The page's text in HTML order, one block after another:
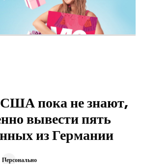
пока не знают,
вывести пять
из Германии
Персонально